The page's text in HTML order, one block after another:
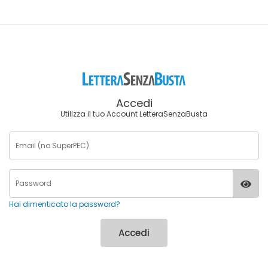
Accedi
Utilizza il tuo Account LetteraSenzaBusta
Hai dimenticato la password?
Accedi